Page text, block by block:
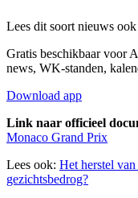
Lees dit soort nieuws
Gratis beschikbaar voor
news, WK-standen,
Download app
Link naar officieel
Monaco Grand Prix
Lees ook: Het herstel
gezichtsbedrog?